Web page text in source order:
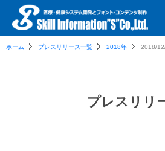
ホーム プレスリリース一覧 2018年 2018/
プレスリリ